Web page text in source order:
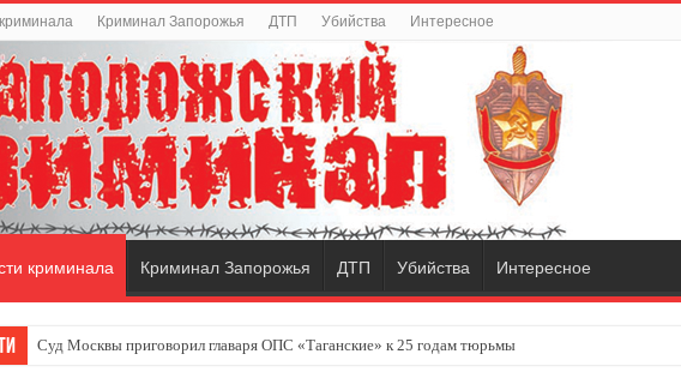
Криминал Запорожья ДТП Убийства Интересное
криминала Криминал Запорожья ДТП Убийства Интересное
Суд Москвы приговорил главаря ОПС «Таганские» к 25 годам тюрьмы